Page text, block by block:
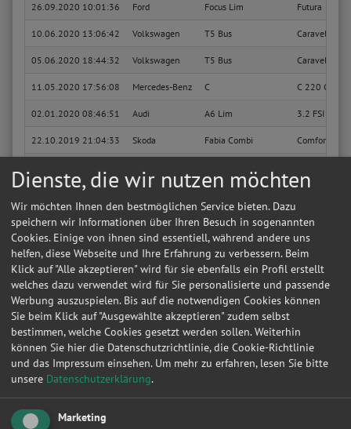
26.09.2020 10:01:36 Ford Focus Lim Futura
10.06.2020 13:06:42 Volkswagen T5 Bus Caravelle
05.06.2020 18:44:32 Volkswagen T5 Bus Caravelle
11.05.2020 17:56:08 Mercedes-Benz C C 220 CDI
02.01.2020 08:46:51 Audi A6 Lim 3.2 FSI
22.10.2019 21:04:33 Skoda Fabia Combi Comfort
14.10.2018 20:15:17
14.10.2018 20:11:49 Audi A4 Lim 1.8
16.08.2018 23:23:50 Renault Scenic 1.6 16V RXE
16.08.2018 23:21:21 Renault Scenic 1.6 16V RXE
02.08.2018 18:44:38 Renault Scenic 1.6 16V RT
02.07.2018 21:12:03 A4 Lim
Sie suchen in Bad Bergzabern eine günstige Werkstatt?Anfrage jetzt stellen
02.07.2018 21:06:54 Audi
15.06.2018 14:53:26
Dienste, die wir nutzen möchten
Wir möchten Ihnen den bestmöglichen Service bieten. Dazu
speichern wir Informationen über Ihren Besuch in sogenannten
Cookies. Einige von ihnen sind essentiell, während andere uns
helfen, diese Webseite und Ihre Erfahrung zu verbessern. Beim
Klick auf "Alle akzeptieren" wird für sie ebenfalls ein Profil erstellt
welches dazu verwendet wird für Sie personalisierte und passende
Werbung auszuspielen. Bis auf die notwendigen Cookies können
Sie beim Klick auf "Ausgewählte akzeptieren" zudem selbst
bestimmen, welche Cookies gesetzt werden sollen. Weiterhin
können Sie hier die Datenschutzrichtlinie, die Cookie-Richtlinie
und das Impressum einsehen. Um mehr zu erfahren, lesen Sie bitte
unsere Datenschutzerklärung.
Marketing